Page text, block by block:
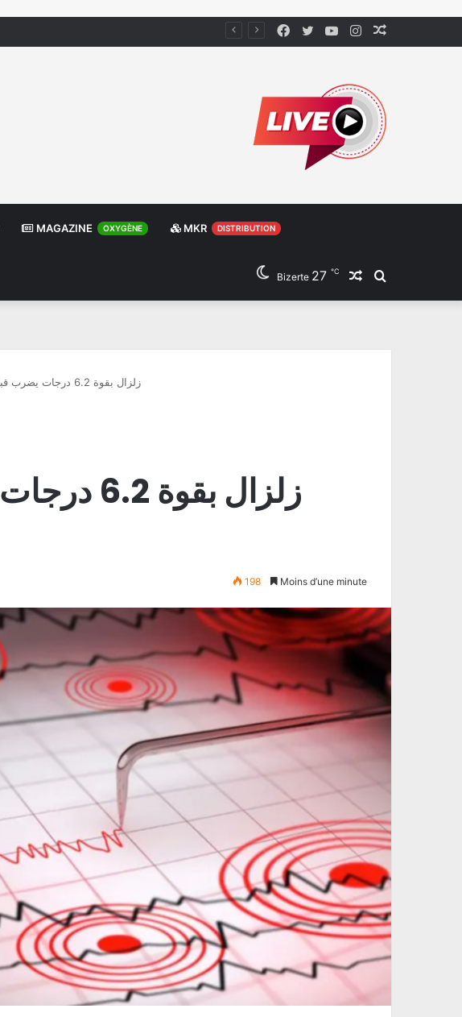
Instagram
YouTube
Twitter
Facebook
MAGAZINE OXYGÈNE MKR DISTRIBUTION
Rechercher
Article
Bizerte 27 ℃
زلزال بقوة 6.2 درجات يضرب قبالة شرق إندونيسيا
198 Moins d’une minute